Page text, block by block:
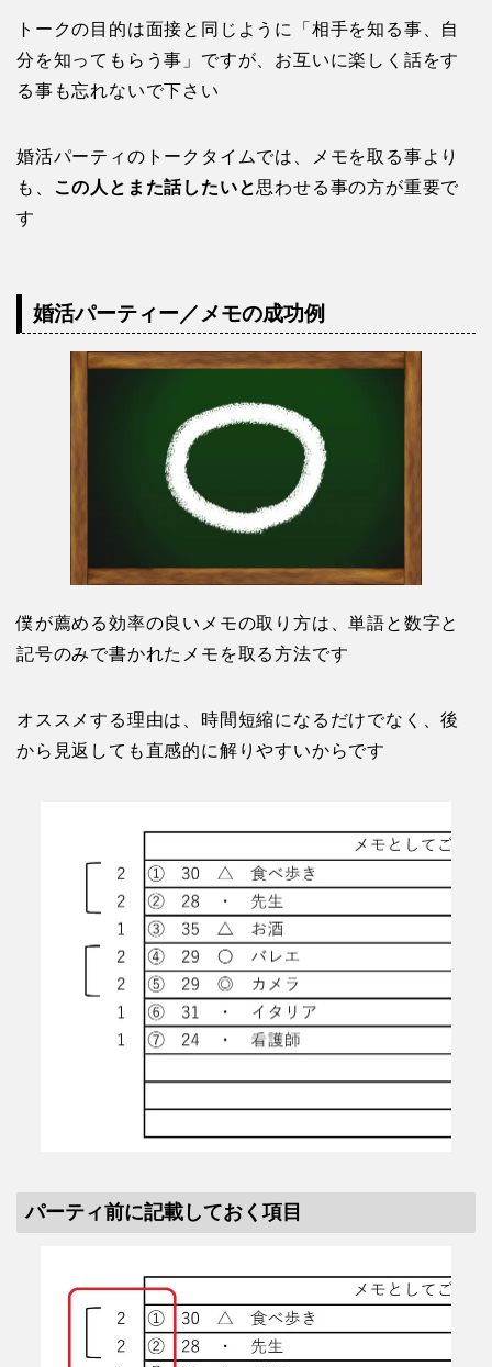
トークの目的は面接と同じように「相手を知る事、自
分を知ってもらう事」ですが、お互いに楽しく話をす
る事も忘れないで下さい
婚活パーティのトークタイムでは、メモを取る事より
も、
この人とまた話したいと思わせる事の方が重要で
す
婚活パーティー／メモの成功例
僕が薦める効率の良いメモの取り方は、単語と数字と
記号のみで書かれたメモを取る方法です
オススメする理由は、時間短縮になるだけでなく、後
から見返しても直感的に解りやすいからです
パーティ前に記載しておく項目